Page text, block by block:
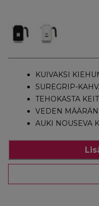
KUIVAKSI
SUREGRIP-
TEHOKASTA
VEDEN
AUKI NOUSEVA